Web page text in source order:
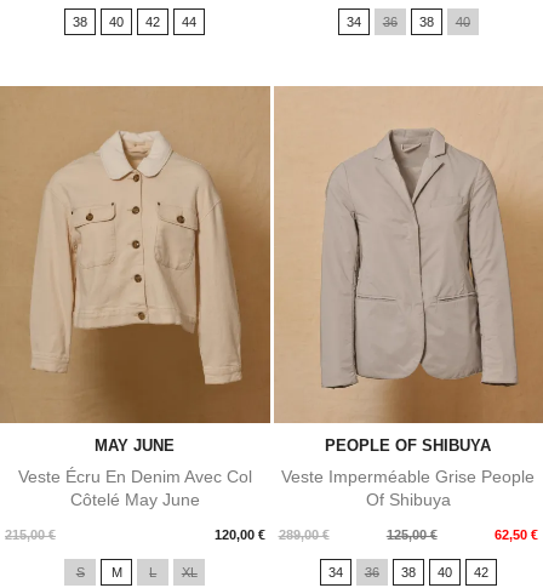
38 40 42 44 34 36 38 40
MAY JUNE
Veste Écru En Denim Avec Col
Côtelé May June
215,00 € 120,00 €
Prix
S M L XL
PEOPLE OF SHIBUYA
Veste Imperméable Grise People
Of Shibuya
289,00 €
Prix
125,00 € 62,50 €
Prix
34 36 38 40 42